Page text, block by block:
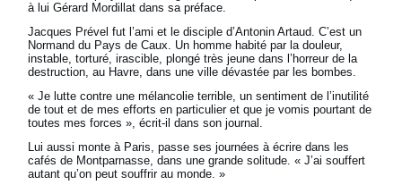
à lui Gérard Mordillat dans sa préface.
Jacques Prével fut l’ami et le disciple d’Antonin Artaud. C’est un
Normand du Pays de Caux. Un homme habité par la douleur,
instable, torturé, irascible, plongé très jeune dans l’horreur de la
destruction, au Havre, dans une ville dévastée par les bombes.
« Je lutte contre une mélancolie terrible, un sentiment de l’inutilité
de tout et de mes efforts en particulier et que je vomis pourtant de
toutes mes forces », écrit-il dans son journal.
Lui aussi monte à Paris, passe ses journées à écrire dans les
cafés de Montparnasse, dans une grande solitude. « J’ai souffert
autant qu’on peut souffrir au monde. »